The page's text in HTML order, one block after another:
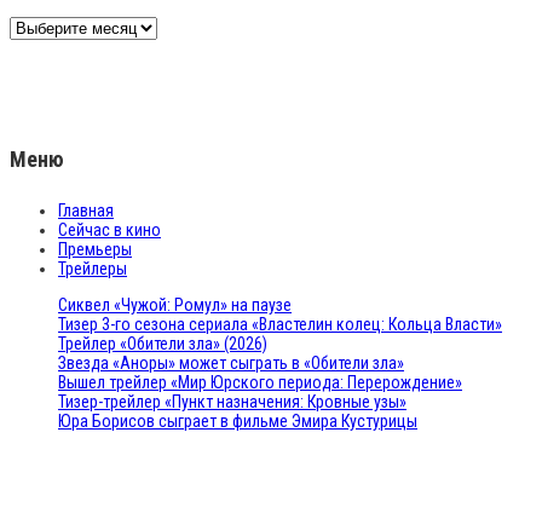
Архив
новостей
Меню
Главная
Сейчас в кино
Премьеры
Трейлеры
Сиквел «Чужой: Ромул» на паузе
Тизер 3-го сезона сериала «Властелин колец: Кольца Власти»
Трейлер «Обители зла» (2026)
Звезда «Аноры» может сыграть в «Обители зла»
Вышел трейлер «Мир Юрского периода: Перерождение»
Тизер-трейлер «Пункт назначения: Кровные узы»
Юра Борисов сыграет в фильме Эмира Кустурицы